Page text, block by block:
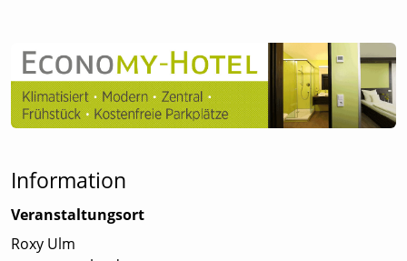
Information
Veranstaltungsort
Roxy Ulm